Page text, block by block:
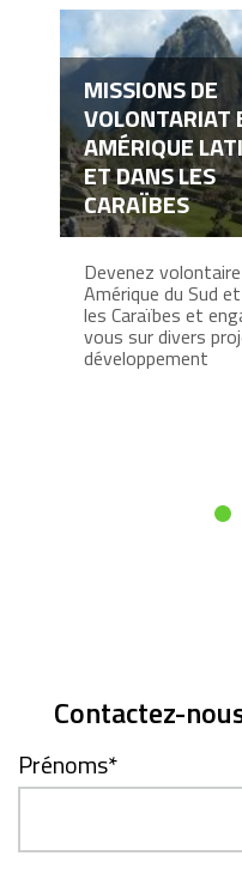
MISSIONS DE
VOLONTARIAT
AMÉRIQUE
ET DANS LES
CARAÏBES
Devenez
Amérique du Sud
les Caraïbes et
vous sur divers
développement
Contactez-
Prénoms*